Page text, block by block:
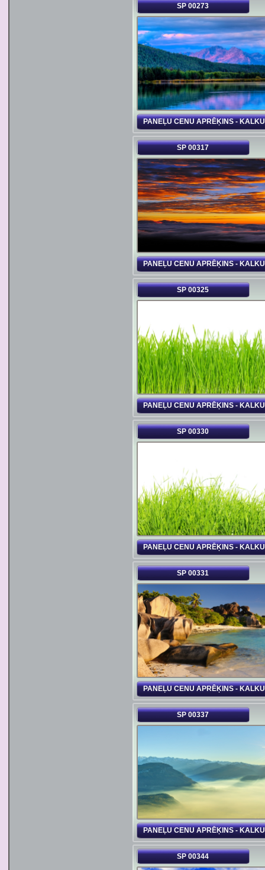
SP 00273
PANEĻU CENU APRĒĶINS -
SP 00317
PANEĻU CENU APRĒĶINS -
SP 00325
PANEĻU CENU APRĒĶINS -
SP 00330
PANEĻU CENU APRĒĶINS -
SP 00331
PANEĻU CENU APRĒĶINS -
SP 00337
PANEĻU CENU APRĒĶINS -
SP 00344